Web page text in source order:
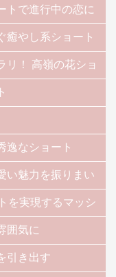
トで進行中の恋に
癒やし系ショート
リ！ 高嶺の花ショ
逸なショート
い魅力を振りまい
を実現するマッシ
囲気に
引き出す